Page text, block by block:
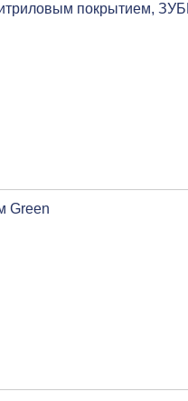
покрытием,
Green